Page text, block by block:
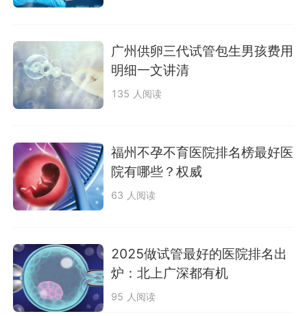
广州供卵三代试管包生男孩费用
明细一文讲清
135 人阅读
福州不孕不育医院排名榜最好医
院有哪些？权威
63 人阅读
2025做试管最好的医院排名出
炉：北上广深都有机
95 人阅读